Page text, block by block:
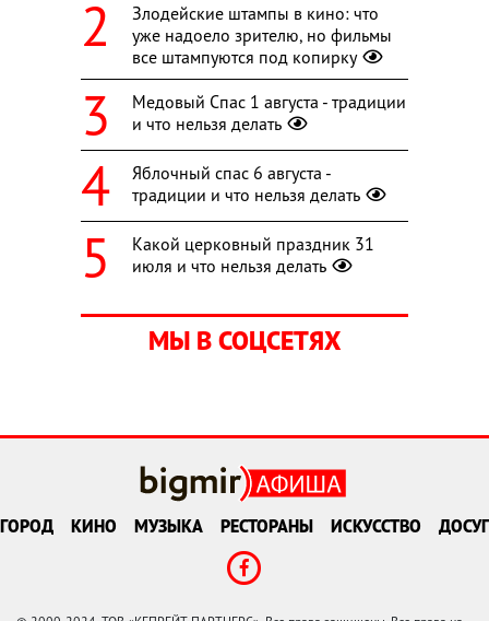
Злодейские штампы в кино: что
уже надоело зрителю, но фильмы
все штампуются под копирку
Медовый Спас 1 августа - традиции
и что нельзя делать
Яблочный спас 6 августа -
традиции и что нельзя делать
Какой церковный праздник 31
июля и что нельзя делать
МЫ В СОЦСЕТЯХ
ГОРОД КИНО МУЗЫКА РЕСТОРАНЫ ИСКУССТВО ДОСУГ